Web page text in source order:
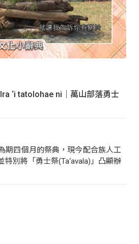
‘i tatolohae ni｜萬山部落勇士
期四個月的祭典，現今配合族人工
特別將「勇士祭(Ta‘avala)」凸顯辦